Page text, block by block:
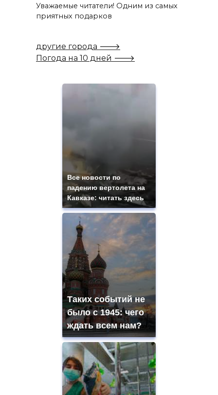
Уважаемые читатели! Одним из самых
приятных подарков
другие города 🡒
Погода на 10 дней 🡒
Все новости по
падению вертолета на
Кавказе: читать здесь
Таких событий не
было с 1945: чего
ждать всем нам?